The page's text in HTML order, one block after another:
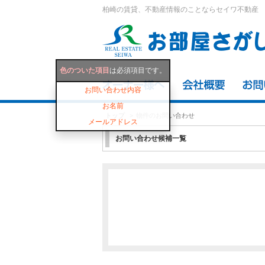
柏崎の賃貸、不動産情報のことならセイワ不動産
物件のお問い合わせ
お問い合わせ候補一覧
色のついた項目 は必須項目です。
お問い合わせ内容
お名前
メールアドレス